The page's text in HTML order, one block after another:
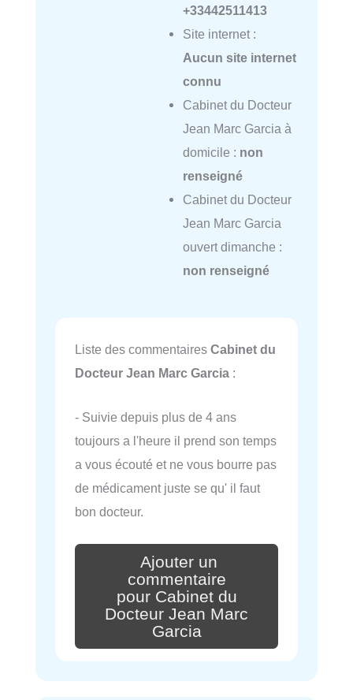
+33442511413
Site internet :
Aucun site internet
connu
Cabinet du Docteur
Jean Marc Garcia à
domicile : non
renseigné
Cabinet du Docteur
Jean Marc Garcia
ouvert dimanche :
non renseigné
Liste des commentaires Cabinet du
Docteur Jean Marc Garcia :
- Suivie depuis plus de 4 ans
toujours a l'heure il prend son temps
a vous écouté et ne vous bourre pas
de médicament juste se qu' il faut
bon docteur.
Ajouter un
commentaire
pour Cabinet du
Docteur Jean Marc
Garcia